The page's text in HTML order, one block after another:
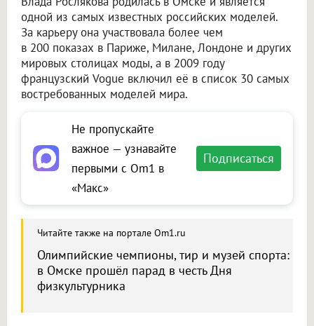
одной из самых известных российских моделей.
За карьеру она участвовала более чем
в 200 показах в Париже, Милане, Лондоне и других
мировых столицах моды, а в 2009 году
французский Vogue включил её в список 30 самых
востребованных моделей мира.
Не пропускайте
важное — узнавайте
первыми с Om1 в
«Макс»
Подписаться
Читайте также на портале Om1.ru
Олимпийские чемпионы, тир и музей спорта:
в Омске прошёл парад в честь Дня
физкультурника